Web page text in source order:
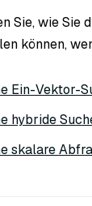
Sie, wie Sie
können,
Ein-Vektor-
hybride
skalare